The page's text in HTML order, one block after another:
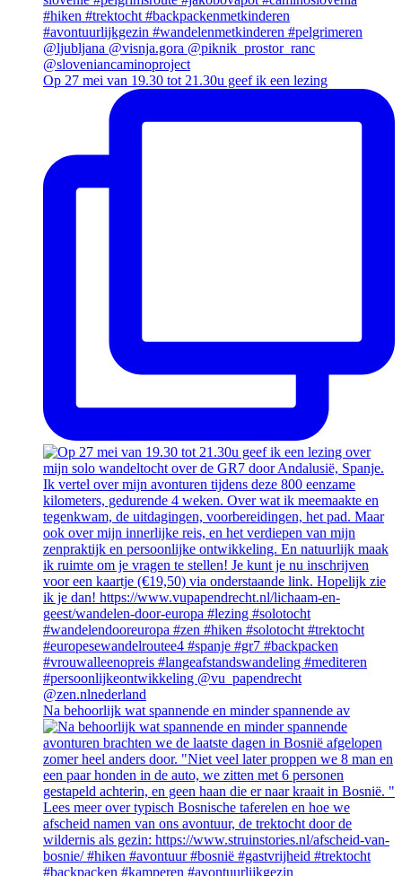
Op 27 mei van 19.30 tot 21.30u geef ik een lezing
Na behoorlijk wat spannende en minder spannende av